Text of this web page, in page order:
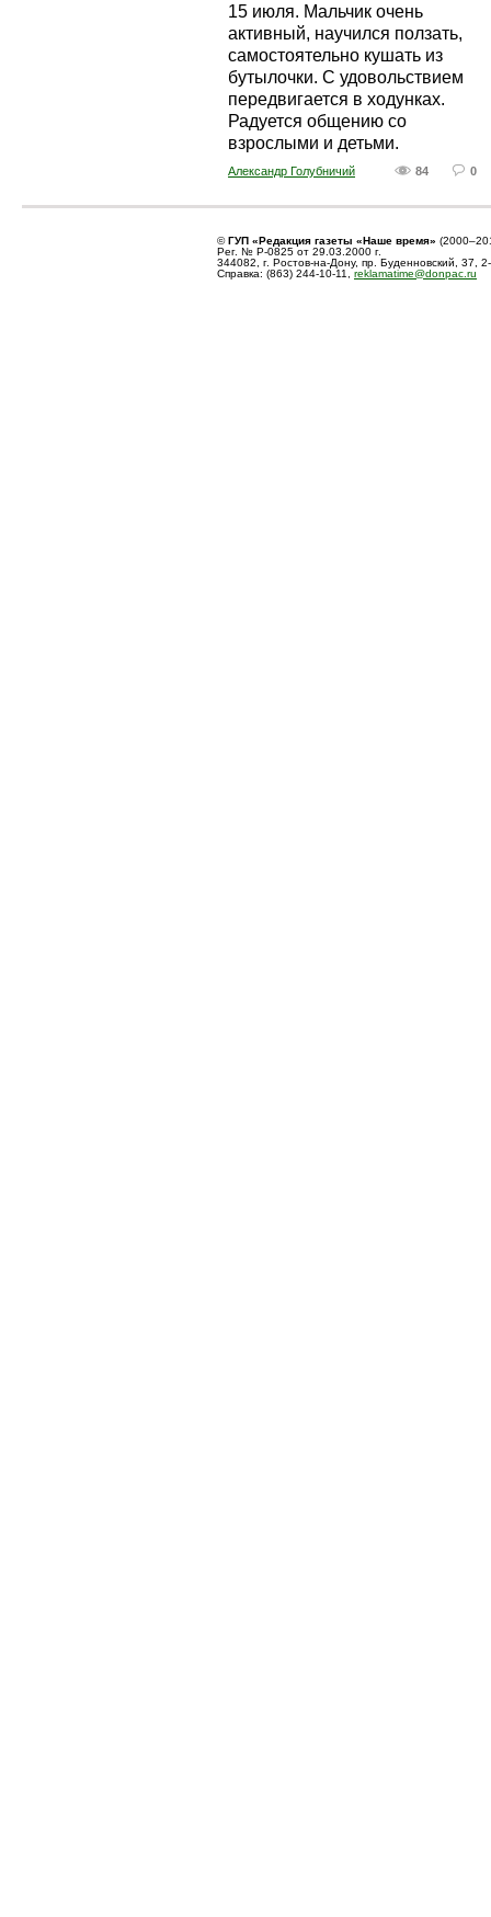
15 июля. Мальчик очень
активный, научился ползать,
самостоятельно кушать из
бутылочки. С удовольствием
передвигается в ходунках.
Радуется общению со
взрослыми и детьми.
84 0
Александр Голубничий
©ГУП «Редакция газеты «Наше время»
Рег. № Р-0825 от 29.03.2000 г.
344082, г. Ростов-на-Дону, пр. Буденновский, 37,
Справка: (863) 244-10-11, reklamatime@donpac.ru